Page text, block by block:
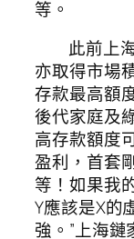
等。
此前上
亦取得市場
存款最高額
後代家庭及
高存款額度
盈利，首套
等！如果我
Y應該是X的
強。”上海